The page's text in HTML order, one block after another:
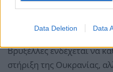
Data Deletion Data
Με τις ειρηνευτικές
πόλεμο να συνεχίζεται
Βρυξέλλες ενδέχεται να
στήριξη της Ουκρανίας,